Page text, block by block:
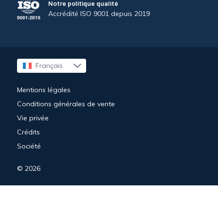
Notre politique qualité
Accrédité ISO 9001 depuis 2019
Français
English
Mentions légales
Conditions générales de vente
Vie privée
Crédits
Société
© 2026